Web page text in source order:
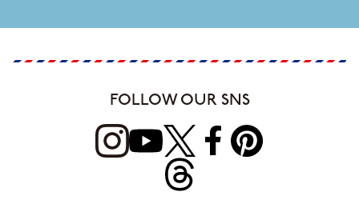
FOLLOW OUR SNS